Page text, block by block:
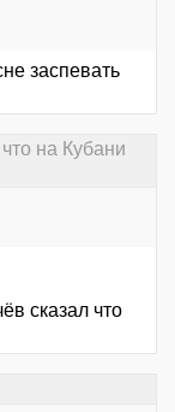
заспевать
на Кубани
сказал что